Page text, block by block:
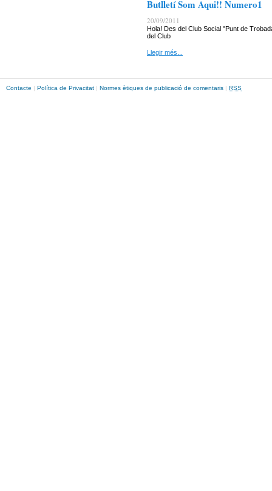
Butlletí Som Aqui!! Numero1
20/09/2011
Hola! Des del Club Social "Punt de
del Club
Llegir més...
Contacte | Política de Privacitat | Normes ètiques de publicació de comentaris | RSS